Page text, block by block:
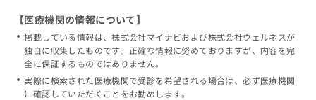
【医療機関の情報について】
掲載している情報は、株式会社マイナビおよび株式会社ウェルネスが
独自に収集したものです。正確な情報に努めておりますが、内容を完
全に保証するものではありません。
実際に検索された医療機関で受診を希望される場合は、必ず医療機関
に確認していただくことをお勧めします。